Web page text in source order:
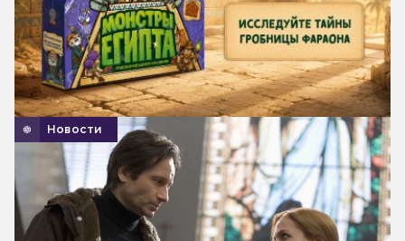
Новости